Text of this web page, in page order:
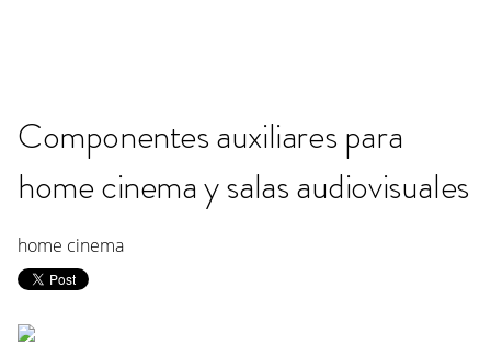
Componentes auxiliares para
home cinema y salas audiovisuales
home cinema